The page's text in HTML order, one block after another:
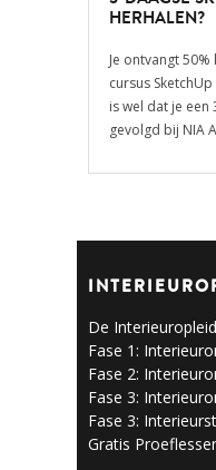
HERHALEN?
Je ontvangt
cursus
is wel dat je een
gevolgd bij NIA
De
Fase 1:
Fase 2:
Fase 3:
Fase 3:
Gratis